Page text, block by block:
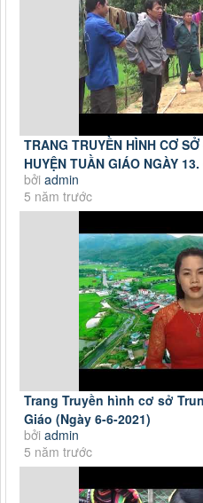
TRANG TRUYỀN HÌNH CƠ
HUYỆN TUẦN GIÁO NGÀY 13.
bởi admin
5 năm trước
Trang Truyền hình cơ sở
Giáo (Ngày 6-6-2021)
bởi admin
5 năm trước